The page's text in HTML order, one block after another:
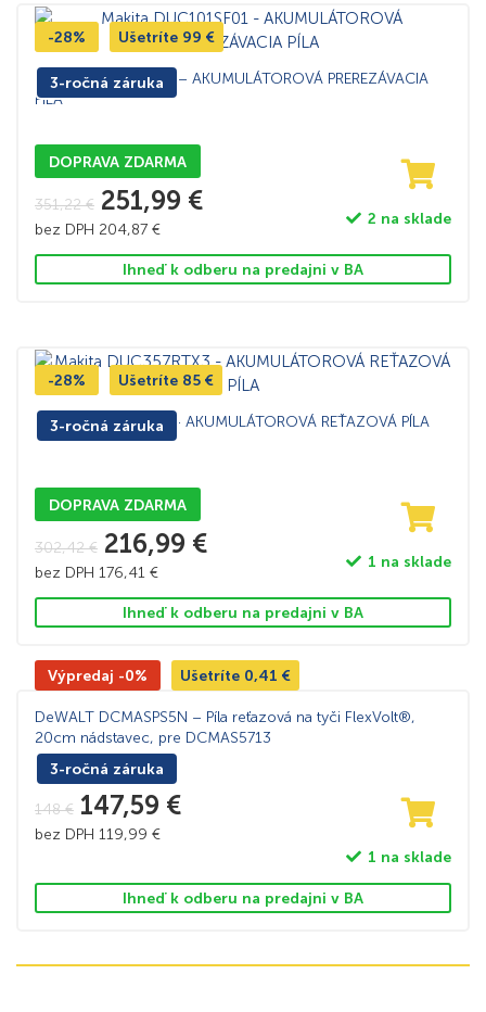
3-ročná záruka
-28% Ušetríte 99 €
Makita DUC101SF01 – AKUMULÁTOROVÁ PREREZÁVACIA
PÍLA
DOPRAVA ZDARMA
351,22€ 251,99 €
bez DPH 204,87 €
2 na sklade
Ihneď k odberu na predajni v BA
3-ročná záruka
-28% Ušetríte 85 €
Makita DUC357ZX3 – AKUMULÁTOROVÁ REŤAZOVÁ PÍLA
DOPRAVA ZDARMA
302,42€ 216,99 €
bez DPH 176,41 €
1 na sklade
Ihneď k odberu na predajni v BA
3-ročná záruka
Výpredaj -0% Ušetríte 0,41 €
DeWALT DCMASPS5N – Píla reťazová na tyči FlexVolt®,
20cm nádstavec, pre DCMAS5713
148€ 147,59 €
bez DPH 119,99 €
1 na sklade
Ihneď k odberu na predajni v BA